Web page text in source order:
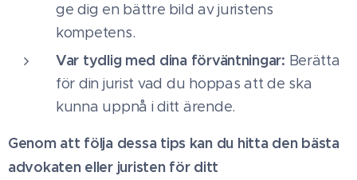
ge dig en bättre bild av juristens
kompetens.
Var tydlig med dina förväntningar: Berätta
för din jurist vad du hoppas att de ska
kunna uppnå i ditt ärende.
Genom att följa dessa tips kan du hitta den bästa
advokaten eller juristen för ditt